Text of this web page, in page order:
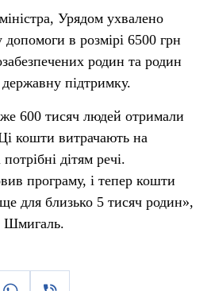
Урядом ухвалено
в розмірі 6500 грн
родин та родин
підтримку.
600 тисяч людей отримали
кошти витрачають на
дітям речі.
програму, і тепер кошти
для близько 5 тисяч родин»,
Шмигаль.